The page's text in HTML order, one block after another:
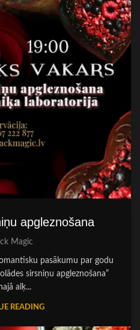
apgleznošana
Magic
pasākumu par godu
sirsniņu apgleznošana”
alķ...
READING